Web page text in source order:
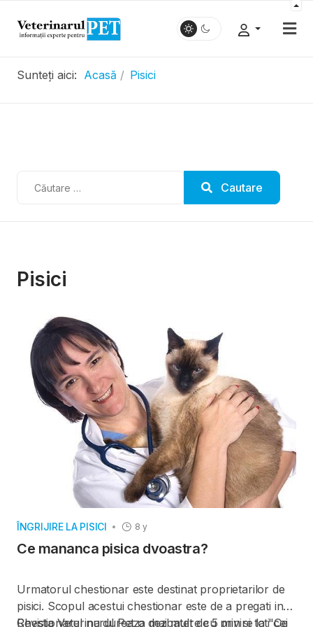
Sunteți aici: Acasă Pisici
Cautare
Pisici
ÎNGRIJIRE LA PISICI 8 y
Ce mananca pisica dvoastra?
Urmatorul chestionar este destinat proprietarilor de
pisici. Scopul acestui chestionar este de a pregati in
Revista Veterinarul Pet o dezbatere cu privire la "Ce
Chestionarul nu dureaza mai mult de 5 min si toti cei